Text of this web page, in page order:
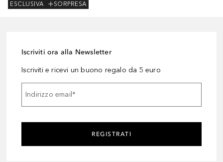
ESCLUSIVA
SORPRESA
Iscriviti ora alla Newsletter
Iscriviti e ricevi un buono regalo da 5 euro
Indirizzo email *
REGISTRATI